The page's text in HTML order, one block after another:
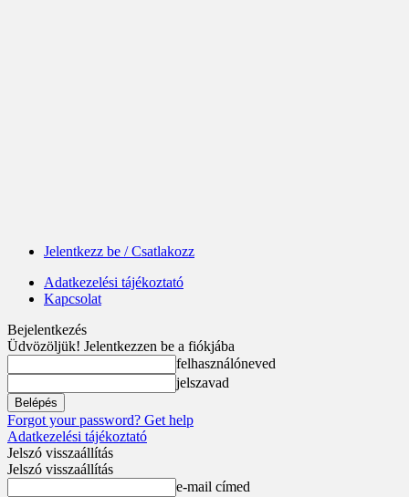
Jelentkezz be / Csatlakozz
Adatkezelési tájékoztató
Kapcsolat
Bejelentkezés
Üdvözöljük! Jelentkezzen be a fiókjába
felhasználóneved
jelszavad
Forgot your password? Get help
Adatkezelési tájékoztató
Jelszó visszaállítás
Jelszó visszaállítás
e-mail címed